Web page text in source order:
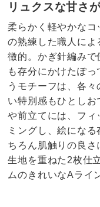
リュクスな甘さ
柔らかく軽やかなコ
の熟練した職人によ
徴的。かぎ針編みで
も存分にかけたぽ
うモチーフは、各
い特別感もひとしお
や前立てには、フィ
ミングし、絵にな
ちろん肌触りの良
生地を重ねた2枚仕
ムのきれいなAライ